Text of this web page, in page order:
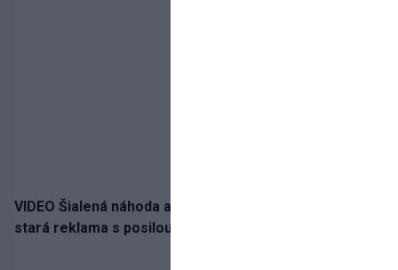
VIDEO Šialená náhoda alebo osud? Našla sa 11 rokov
stará reklama s posilou Slovana a trénerom Tourém